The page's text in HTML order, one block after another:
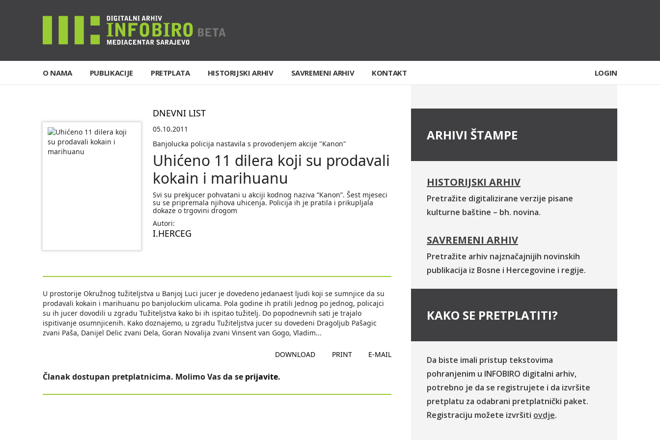
O NAMA PUBLIKACIJE PRETPLATA HISTORIJSKI ARHIV SAVREMENI ARHIV KONTAKT LOGIN
DNEVNI LIST
05.10.2011
Banjolucka policija nastavila s provodenjem akcije "Kanon"
Uhićeno 11 dilera koji su prodavali
kokain i marihuanu
Svi su prekjucer pohvatani u akciji kodnog naziva “Kanon”. Šest mjeseci
su se pripremala njihova uhicenja. Policija ih je pratila i prikupljala
dokaze o trgovini drogom
Autori:
I.HERCEG
U prostorije Okružnog tužiteljstva u Banjoj Luci jucer je dovedeno jedanaest ljudi koji se sumnjice da su
prodavali kokain i marihuanu po banjoluckim ulicama. Pola godine ih pratili Jednog po jednog, policajci
su ih jucer dovodili u zgradu Tužiteljstva kako bi ih ispitao tužitelj. Do popodnevnih sati je trajalo
ispitivanje osumnjicenih. Kako doznajemo, u zgradu Tužiteljstva jucer su dovedeni Dragoljub Pašagic
zvani Paša, Danijel Delic zvani Dela, Goran Novalija zvani Vinsent van Gogo, Vladim...
DOWNLOAD PRINT E-MAIL
Članak dostupan pretplatnicima. Molimo Vas da se prijavite.
ARHIVI ŠTAMPE
HISTORIJSKI ARHIV
Pretražite digitalizirane verzije pisane
kulturne baštine – bh. novina.
SAVREMENI ARHIV
Pretražite arhiv najznačajnijih novinskih
publikacija iz Bosne i Hercegovine i regije.
KAKO SE PRETPLATITI?
Da biste imali pristup tekstovima
pohranjenim u INFOBIRO digitalni arhiv,
potrebno je da se registrujete i da izvršite
pretplatu za odabrani pretplatnički paket.
Registraciju možete izvršiti ovdje.